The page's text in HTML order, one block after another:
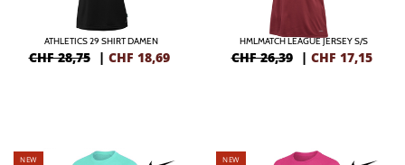
ATHLETICS 29 SHIRT DAMEN
CHF 28,75 | CHF 18,69
HMLMATCH LEAGUE JERSEY S/S
CHF 26,39 | CHF 17,15
NEW
NEW